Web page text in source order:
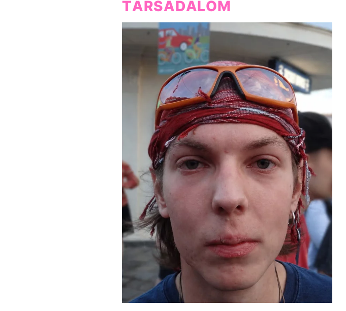
TÁRSADALOM